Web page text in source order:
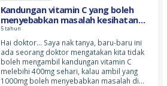
Kandungan vitamin C yang boleh
menyebabkan masalah kesihatan
seperti sakit buah pinggang dan
batu karang
5 tahun
Hai doktor… Saya nak tanya, baru-baru ini
ada seorang doktor mengatakan kita tidak
boleh mengambil kandungan vitamin C
melebihi 400mg sehari, kalau ambil yang
1000mg boleh menyebabkan masalah di…